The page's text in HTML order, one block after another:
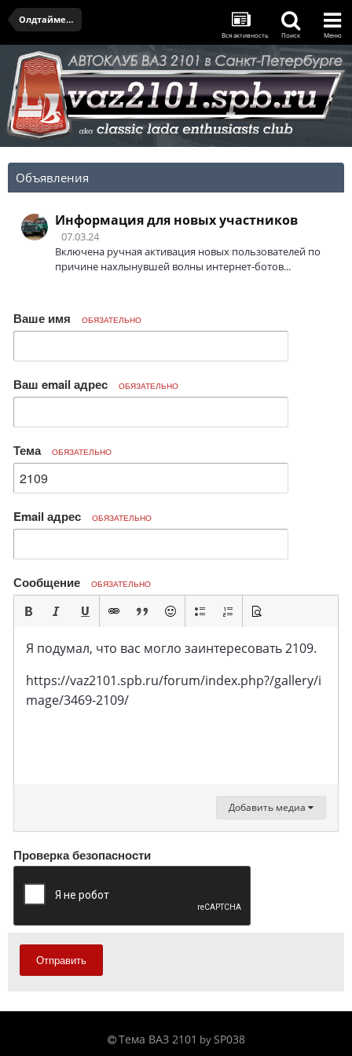
Олдтаймер-галерея и открытие сезона - 11.04.2026
Вся активность Поиск Меню
Объявления
Информация для новых участников
07.03.24
Включена ручная активация новых пользователей по
причине нахлынувшей волны интернет-ботов...
Ваше имя ОБЯЗАТЕЛЬНО
Ваш email адрес ОБЯЗАТЕЛЬНО
Тема ОБЯЗАТЕЛЬНО
Email адрес ОБЯЗАТЕЛЬНО
Сообщение ОБЯЗАТЕЛЬНО
Я подумал, что вас могло заинтересовать 2109.
https://vaz2101.spb.ru/forum/index.php?/gallery/i
mage/3469-2109/
Добавить медиа
Проверка безопасности
Отправить
Тема ВАЗ 2101 by SP038